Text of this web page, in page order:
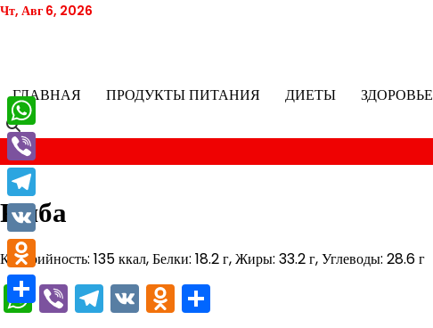
Перейти
Чт, Авг 6, 2026
ГЛАВНАЯ
ПРОДУКТЫ ПИТАНИЯ ДИЕТЫ ЗДОРОВЬЕ
Рыба
Калорийность: 135 ккал, Белки: 18.2 г, Жиры: 33.2 г, Углеводы: 28.6 г
WhatsApp
ViberTelegram
VKOdnoklassniki
WhatsApp
Viber
Telegram
VK
Odnoklassniki
Отправить